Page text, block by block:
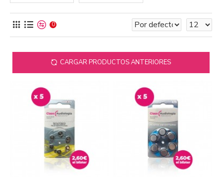
0
CARGAR PRODUCTOS ANTERIORES